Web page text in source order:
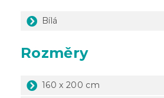
Bílá
Rozměry
160 x 200 cm